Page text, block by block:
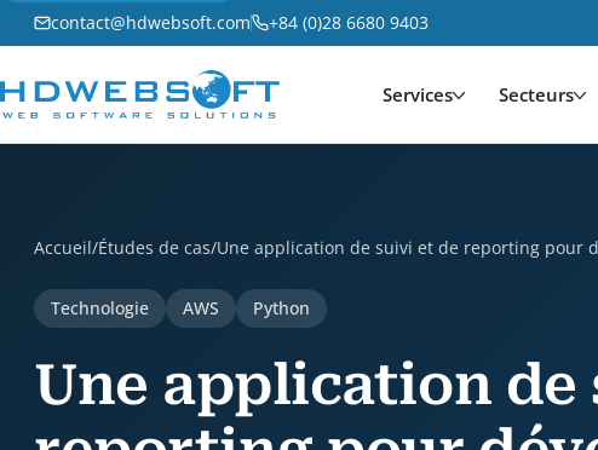
contact@hdwebsoft.com +84 (0)28 6680 9403
Services Secteurs
Accueil/Études de cas/Une application de suivi et de reporting pour
Technologie AWS Python
Une application de